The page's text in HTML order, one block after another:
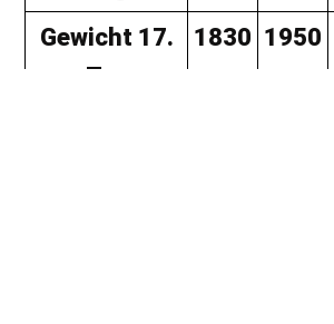
Gewicht 17.
Tag
1830 1950